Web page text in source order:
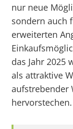
nur neue
sondern auch
erweiterten
das Jahr 2025
als attraktive
aufstrebender
hervorstechen.